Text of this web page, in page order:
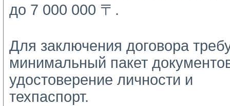
до 7 000 000 〒.
Для заключения договора
минимальный пакет
удостоверение личности и
техпаспорт.